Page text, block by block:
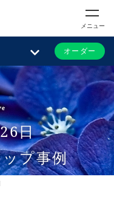
メニュー
オーダー
日
プ事例